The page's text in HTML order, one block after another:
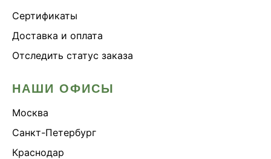
Сертификаты
Доставка и оплата
Отследить статус заказа
НАШИ ОФИСЫ
Москва
Санкт-Петербург
Краснодар